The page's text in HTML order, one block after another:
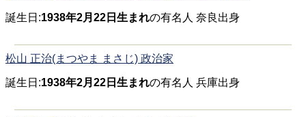
誕生日:1938年2月22日生まれの有名人 奈良出身
松山 正治(まつやま まさじ) 政治家
誕生日:1938年2月22日生まれの有名人 兵庫出身